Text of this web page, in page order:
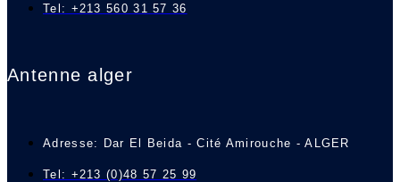
Tel: +213 560 31 57 36
Antenne alger
Adresse: Dar El Beida - Cité Amirouche - ALGER
Tel: +213 (0)48 57 25 99